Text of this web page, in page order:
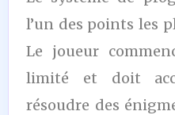
l’un des points les
Le joueur
limité et doit
résoudre des